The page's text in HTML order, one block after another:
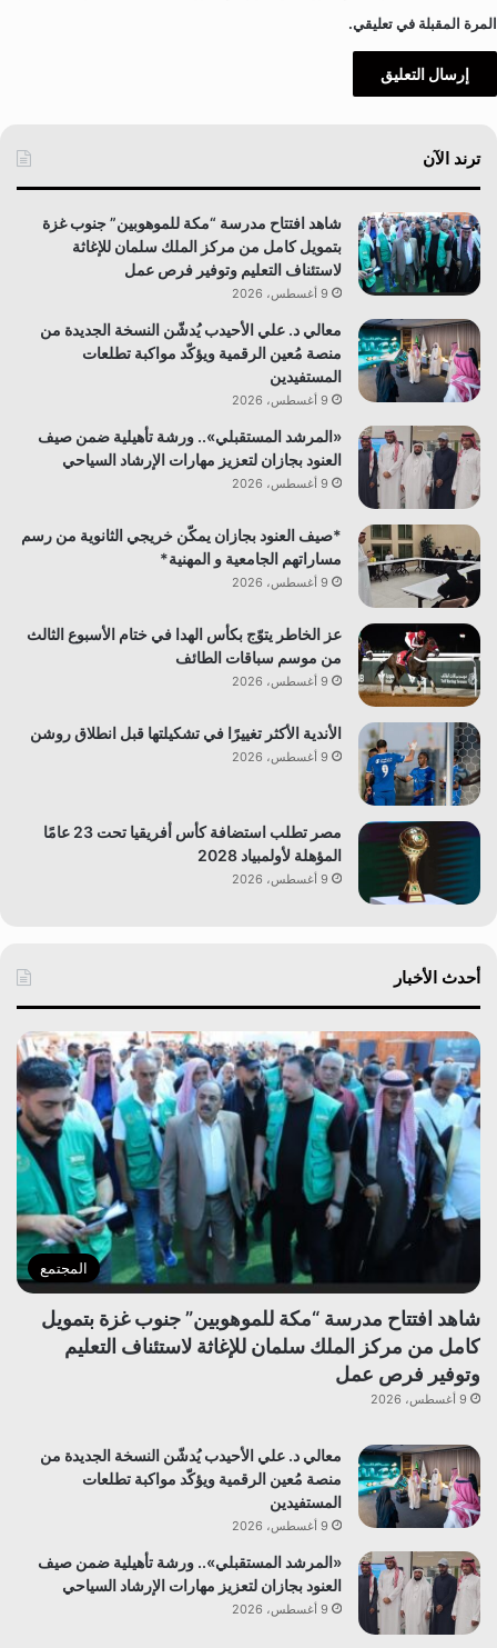
المرة المقبلة في تعليقي.
ترند الآن
شاهد افتتاح مدرسة “مكة للموهوبين” جنوب غزة
بتمويل كامل من مركز الملك سلمان للإغاثة
لاستئناف التعليم وتوفير فرص عمل
9 أغسطس، 2026
معالي د. علي الأحيدب يُدشّن النسخة الجديدة من
منصة مُعين الرقمية ويؤكّد مواكبة تطلعات
المستفيدين
9 أغسطس، 2026
«المرشد المستقبلي».. ورشة تأهيلية ضمن صيف
العنود بجازان لتعزيز مهارات الإرشاد السياحي
9 أغسطس، 2026
*صيف العنود بجازان يمكّن خريجي الثانوية من رسم
مساراتهم الجامعية و المهنية*
9 أغسطس، 2026
عز الخاطر يتوّج بكأس الهدا في ختام الأسبوع الثالث
من موسم سباقات الطائف
9 أغسطس، 2026
الأندية الأكثر تغييرًا في تشكيلتها قبل انطلاق روشن
9 أغسطس، 2026
مصر تطلب استضافة كأس أفريقيا تحت 23 عامًا
المؤهلة لأولمبياد 2028
9 أغسطس، 2026
أحدث الأخبار
المجتمع
شاهد افتتاح مدرسة “مكة للموهوبين” جنوب غزة بتمويل
كامل من مركز الملك سلمان للإغاثة لاستئناف التعليم
وتوفير فرص عمل
9 أغسطس، 2026
معالي د. علي الأحيدب يُدشّن النسخة الجديدة من
منصة مُعين الرقمية ويؤكّد مواكبة تطلعات
المستفيدين
9 أغسطس، 2026
«المرشد المستقبلي».. ورشة تأهيلية ضمن صيف
العنود بجازان لتعزيز مهارات الإرشاد السياحي
9 أغسطس، 2026